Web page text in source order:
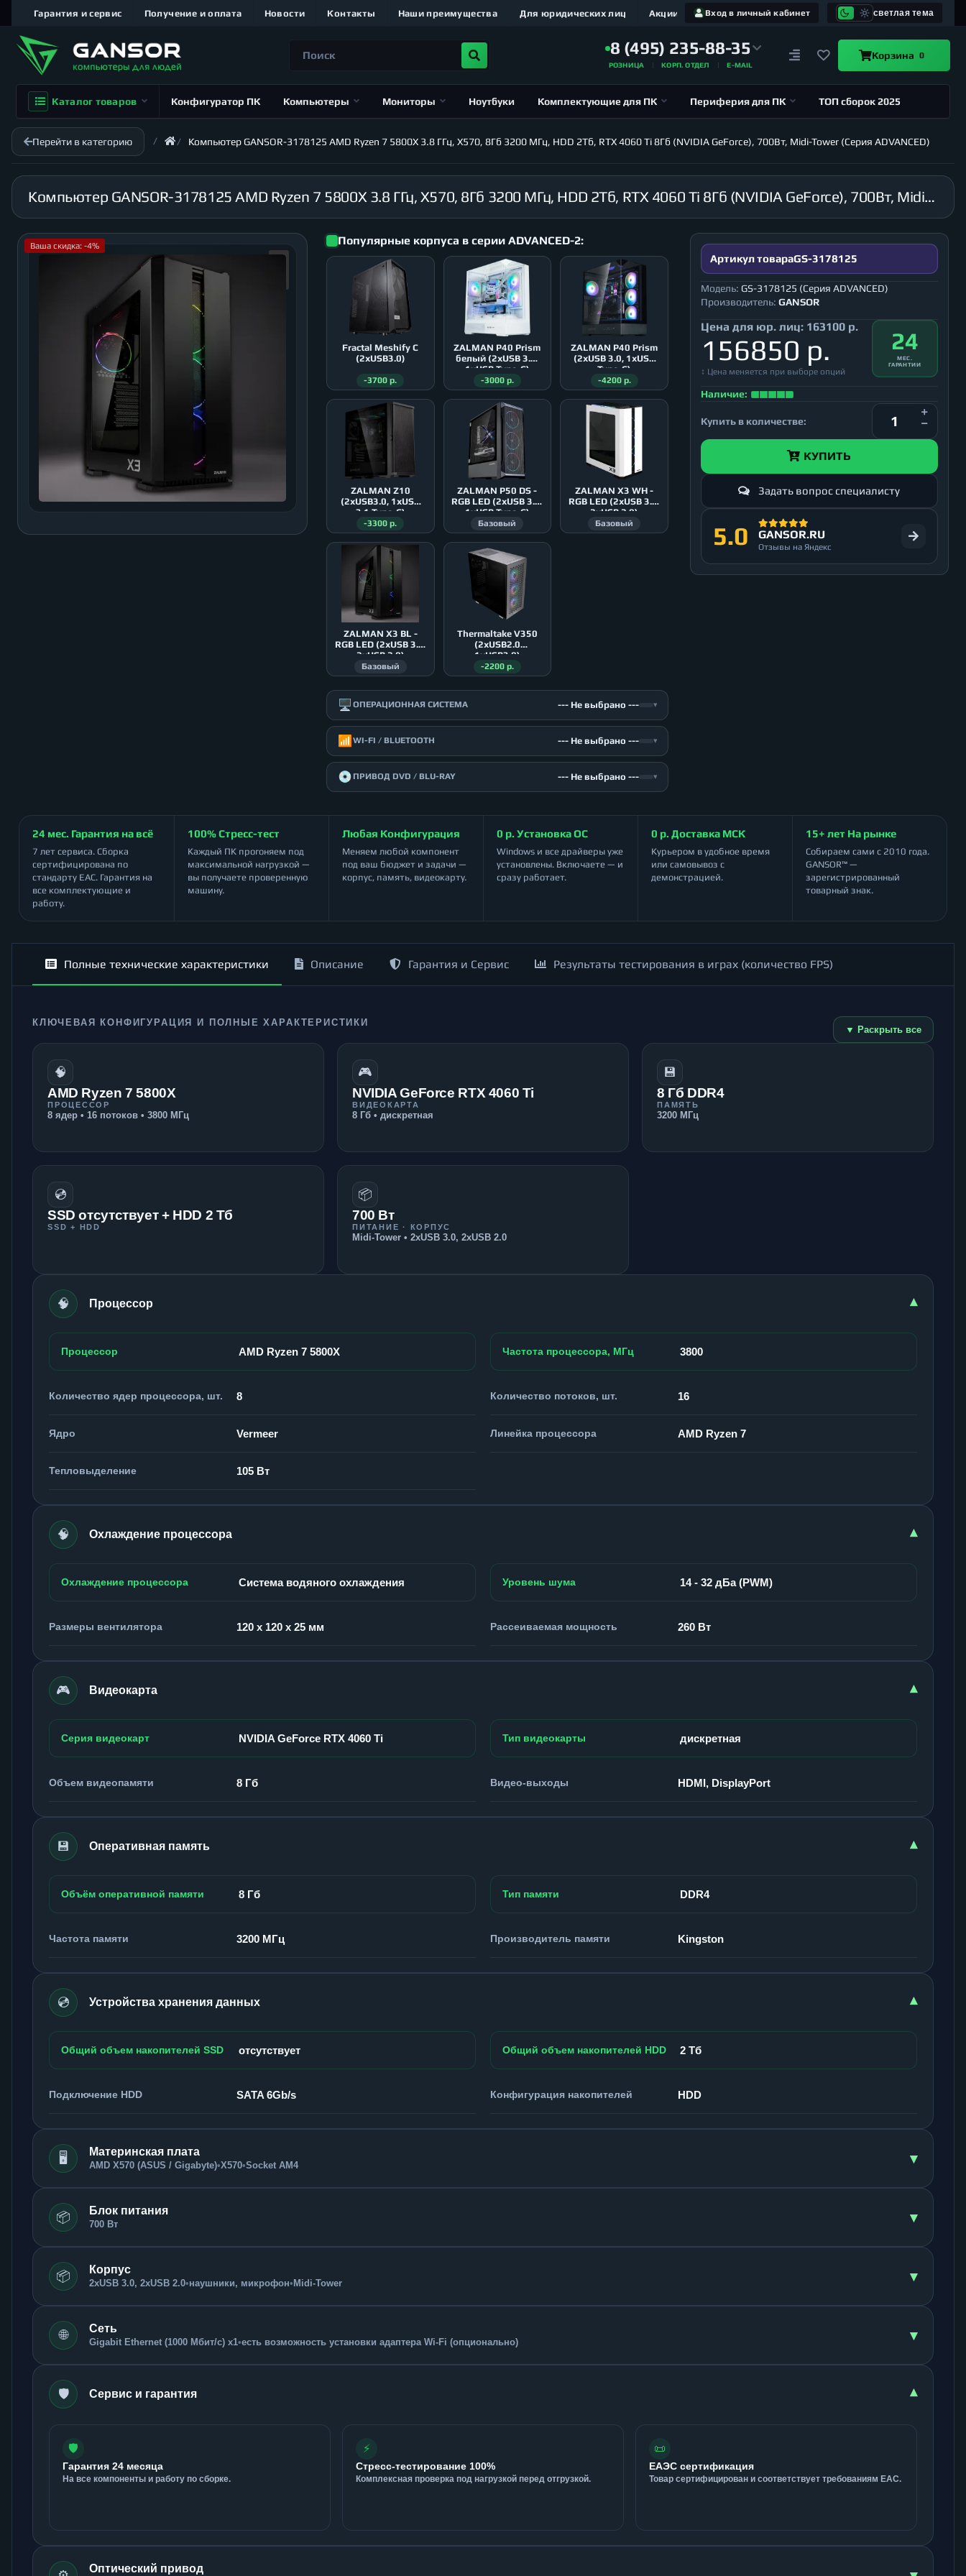
Вход в личный кабинет светлая тема
Гарантия и сервис Получение и оплата Новости Контакты Наши преимущества Для юридических лиц Акции
8 (495) 235-88-35
РОЗНИЦА КОРП. ОТДЕЛ E-MAIL
Корзина 0
Каталог товаров Конфигуратор ПК Компьютеры Мониторы Ноутбуки Комплектующие для ПК Периферия для ПК ТОП сборок 2025
Перейти в категорию Компьютер GANSOR-3178125 AMD Ryzen 7 5800X 3.8 ГГц, X570, 8Гб 3200 МГц, HDD 2Тб, RTX 4060 Ti 8Гб (NVIDIA GeForce), 700Вт, Midi-Tower (Серия ADVANCED)
Компьютер GANSOR-3178125 AMD Ryzen 7 5800X 3.8 ГГц, X570, 8Гб 3200 МГц, HDD 2Тб, RTX 4060 Ti 8Гб (NVIDIA GeForce), 700Вт, Midi-Tower (Серия ADVANCED)
Ваша скидка: -4% Популярные корпуса в серии ADVANCED-2:
Fractal Meshify C
(2xUSB3.0)
-3700 р.
ZALMAN P40 Prism
белый (2xUSB 3.0,
1xUSB Type-C)
-3000 р.
ZALMAN P40 Prism
(2xUSB 3.0, 1xUSB
Type-C)
-4200 р.
ZALMAN Z10
(2xUSB3.0, 1xUSB
3.1 Type-C)
-3300 р.
ZALMAN P50 DS -
RGB LED (2xUSB 3.0,
1xUSB Type-C)
Базовый
ZALMAN X3 WH -
RGB LED (2xUSB 3.0,
2xUSB 2.0)
Базовый
ZALMAN X3 BL -
RGB LED (2xUSB 3.0,
2xUSB 2.0)
Базовый
Thermaltake V350
(2xUSB2.0
1xUSB3.0)
-2200 р.
🖥️ ОПЕРАЦИОННАЯ СИСТЕМА --- Не выбрано --- ▾
📶 WI-FI / BLUETOOTH --- Не выбрано --- ▾
💿 ПРИВОД DVD / BLU-RAY --- Не выбрано --- ▾
Артикул товараGS-3178125
Модель: GS-3178125 (Серия ADVANCED)
Производитель: GANSOR
Цена для юр. лиц: 163100 р.
156850 р.
↕ Цена меняется при выборе опций
24
МЕС.
ГАРАНТИИ
Наличие:
Купить в количестве:
КУПИТЬ
Задать вопрос специалисту
5.0 GANSOR.RU
Отзывы на Яндекс
24 мес. Гарантия на всё
7 лет сервиса. Сборка
сертифицирована по
стандарту ЕАС. Гарантия на
все комплектующие и
работу.
100% Стресс-тест
Каждый ПК прогоняем под
максимальной нагрузкой —
вы получаете проверенную
машину.
Любая Конфигурация
Меняем любой компонент
под ваш бюджет и задачи —
корпус, память, видеокарту.
0 р. Установка ОС
Windows и все драйверы уже
установлены. Включаете — и
сразу работает.
0 р. Доставка МСК
Курьером в удобное время
или самовывоз с
демонстрацией.
15+ лет На рынке
Собираем сами с 2010 года.
GANSOR™ —
зарегистрированный
товарный знак.
Полные технические характеристики Описание Гарантия и Сервис Результаты тестирования в играх (количество FPS)
КЛЮЧЕВАЯ КОНФИГУРАЦИЯ И ПОЛНЫЕ ХАРАКТЕРИСТИКИ
▼ Раскрыть все
🧠
AMD Ryzen 7 5800X
ПРОЦЕССОР
8 ядер • 16 потоков • 3800 МГц
🎮
NVIDIA GeForce RTX 4060 Ti
ВИДЕОКАРТА
8 Гб • дискретная
💾
8 Гб DDR4
ПАМЯТЬ
3200 МГц
💿
SSD отсутствует + HDD 2 Тб
SSD + HDD
📦
700 Вт
ПИТАНИЕ · КОРПУС
Midi-Tower • 2xUSB 3.0, 2xUSB 2.0
🧠 Процессор ▾
Процессор AMD Ryzen 7 5800X Частота процессора, МГц 3800
Количество ядер процессора, шт. 8 Количество потоков, шт. 16
Ядро Vermeer Линейка процессора AMD Ryzen 7
Тепловыделение 105 Вт
🧠 Охлаждение процессора ▾
Охлаждение процессора Система водяного охлаждения Уровень шума 14 - 32 дБа (PWM)
Размеры вентилятора 120 x 120 x 25 мм Рассеиваемая мощность 260 Вт
🎮 Видеокарта ▾
Серия видеокарт NVIDIA GeForce RTX 4060 Ti Тип видеокарты дискретная
Объем видеопамяти 8 Гб Видео-выходы HDMI, DisplayPort
💾 Оперативная память ▾
Объём оперативной памяти 8 Гб Тип памяти DDR4
Частота памяти 3200 МГц Производитель памяти Kingston
💿 Устройства хранения данных ▾
Общий объем накопителей SSD отсутствует Общий объем накопителей HDD 2 Тб
Подключение HDD SATA 6Gb/s Конфигурация накопителей HDD
🖥️ Материнская плата
AMD X570 (ASUS / Gigabyte)•X570•Socket AM4 ▾
📦 Блок питания
700 Вт ▾
📦 Корпус
2xUSB 3.0, 2xUSB 2.0•наушники, микрофон• Midi-Tower ▾
🌐 Сеть
Gigabit Ethernet (1000 Мбит/с) x1•есть возможность установки адаптера Wi-Fi (опционально) ▾
🛡️ Сервис и гарантия ▾
🛡️
Гарантия 24 месяца
На все компоненты и работу по сборке.
⚡
Стресс-тестирование 100%
Комплексная проверка под нагрузкой перед отгрузкой.
📜
ЕАЭС сертификация
Товар сертифицирован и соответствует требованиям ЕАС.
Оптический привод